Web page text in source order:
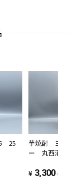
25
芋焼酎 ヨ
ー 丸西酒
3,300 (税